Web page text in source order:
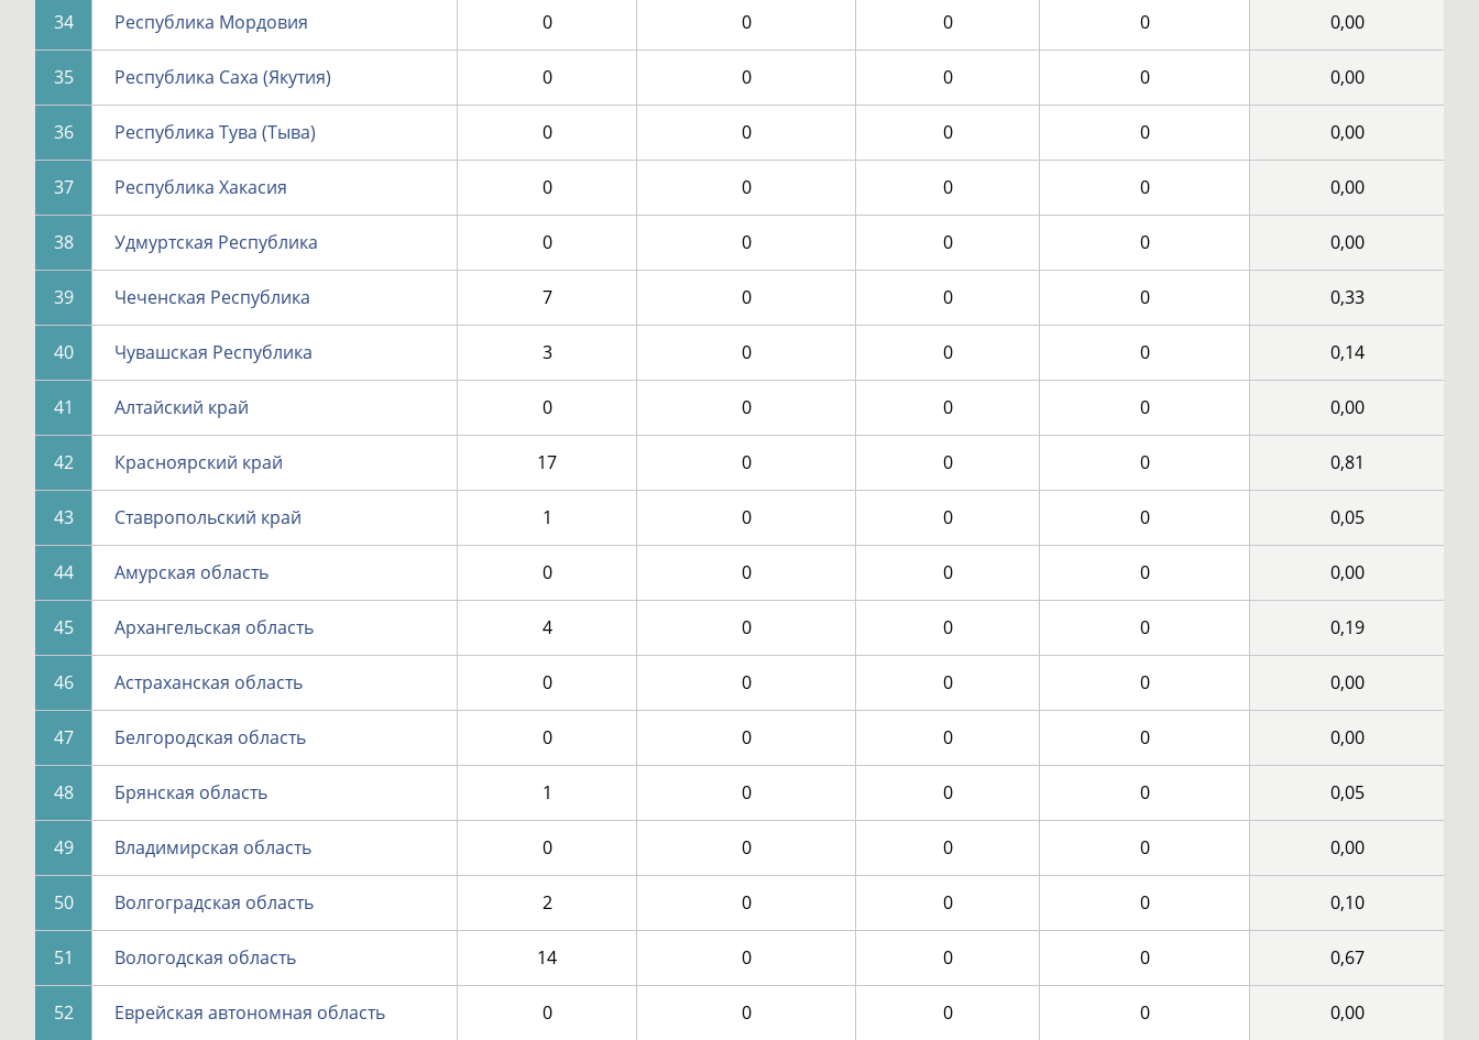
34 Республика Мордовия 0 0 0 0 0,00
35 Республика Саха (Якутия) 0 0 0 0 0,00
36 Республика Тува (Тыва) 0 0 0 0 0,00
37 Республика Хакасия 0 0 0 0 0,00
38 Удмуртская Республика 0 0 0 0 0,00
39 Чеченская Республика 7 0 0 0 0,33
40 Чувашская Республика 3 0 0 0 0,14
41 Алтайский край 0 0 0 0 0,00
42 Красноярский край 17 0 0 0 0,81
43 Ставропольский край 1 0 0 0 0,05
44 Амурская область 0 0 0 0 0,00
45 Архангельская область 4 0 0 0 0,19
46 Астраханская область 0 0 0 0 0,00
47 Белгородская область 0 0 0 0 0,00
48 Брянская область 1 0 0 0 0,05
49 Владимирская область 0 0 0 0 0,00
50 Волгоградская область 2 0 0 0 0,10
51 Вологодская область 14 0 0 0 0,67
52 Еврейская автономная область 0 0 0 0 0,00